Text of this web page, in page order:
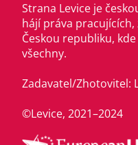
Strana Levice je
hájí práva
Českou republiku,
všechny.
Zadavatel/Zhotovitel:
©Levice, 2021–2024